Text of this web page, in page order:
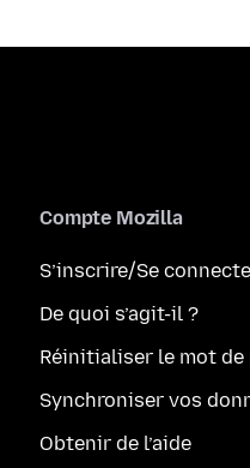
Compte Mozilla
S’inscrire/Se
De quoi s’agit-il ?
Réinitialiser le mot de
Synchroniser vos
Obtenir de l’aide